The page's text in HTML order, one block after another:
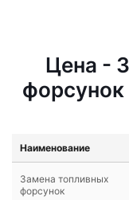
Цена -
форсунок
Наименование
Замена топливных
форсунок